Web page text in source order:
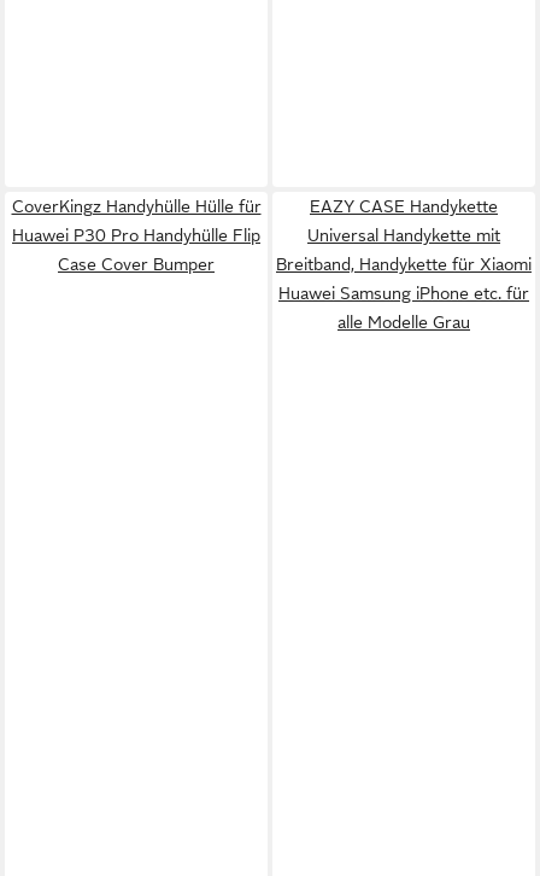
CoverKingz Handyhülle Hülle für
Huawei P30 Pro Handyhülle Flip
Case Cover Bumper
EAZY CASE Handykette
Universal Handykette mit
Breitband, Handykette für Xiaomi
Huawei Samsung iPhone etc. für
alle Modelle Grau